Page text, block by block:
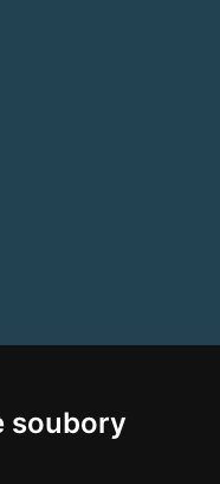
soubory